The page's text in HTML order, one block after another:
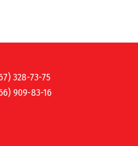
328-73-75
909-83-16